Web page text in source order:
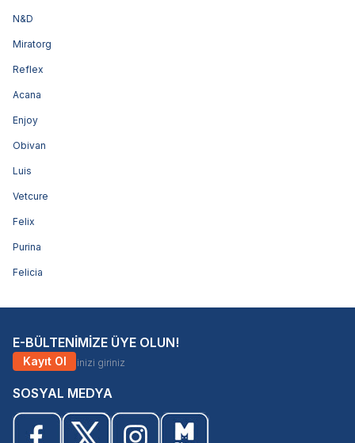
N&D
Miratorg
Reflex
Acana
Enjoy
Obivan
Luis
Vetcure
Felix
Purina
Felicia
E-BÜLTENİMİZE ÜYE OLUN!
Kayıt Ol
SOSYAL MEDYA